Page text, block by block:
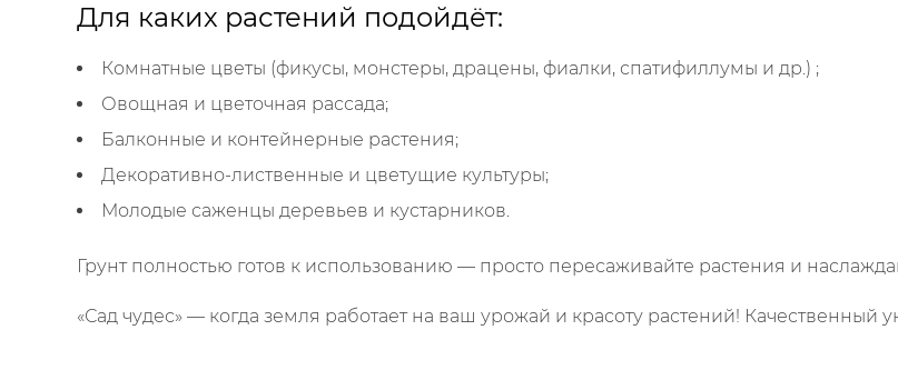
Для каких растений подойдёт:
Комнатные цветы (фикусы, монстеры, драцены, фиалки, спатифиллумы и др.) ;
Овощная и цветочная рассада;
Балконные и контейнерные растения;
Декоративно-лиственные и цветущие культуры;
Молодые саженцы деревьев и кустарников.
Грунт полностью готов к использованию — просто пересаживайте растения и
«Сад чудес» — когда земля работает на ваш урожай и красоту растений! Качественный